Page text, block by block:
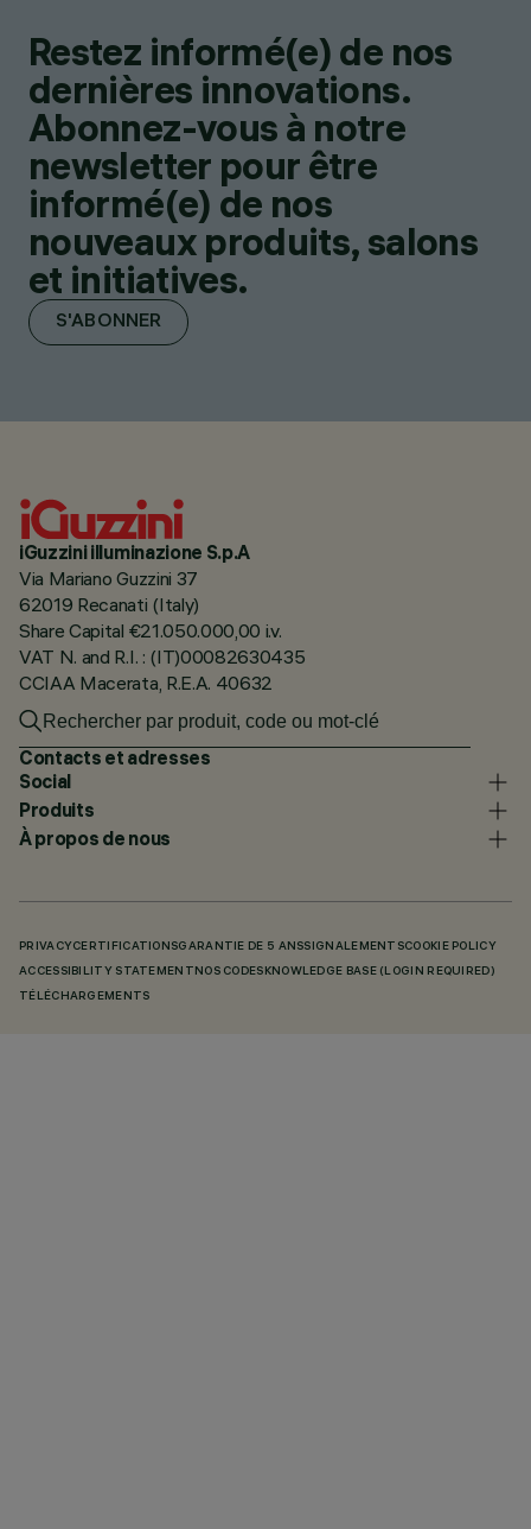
Restez informé(e) de nos
dernières innovations.
Abonnez-vous à notre
newsletter pour être
informé(e) de nos
nouveaux produits, salons
et initiatives.
S'ABONNER
iGuzzini illuminazione S.p.A
Via Mariano Guzzini 37
62019 Recanati (Italy)
Share Capital €21.050.000,00 i.v.
VAT N. and R.I. : (IT)00082630435
CCIAA Macerata, R.E.A. 40632
Contacts et adresses
Social
Produits
À propos de nous
PRIVACY CERTIFICATIONSGARANTIE DE 5 ANSSIGNALEMENTSCOOKIE POLICY
ACCESSIBILITY STATEMENT NOS CODES KNOWLEDGE BASE (LOGIN REQUIRED)
TÉLÉCHARGEMENTS